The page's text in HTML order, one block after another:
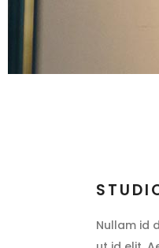
Nullam id